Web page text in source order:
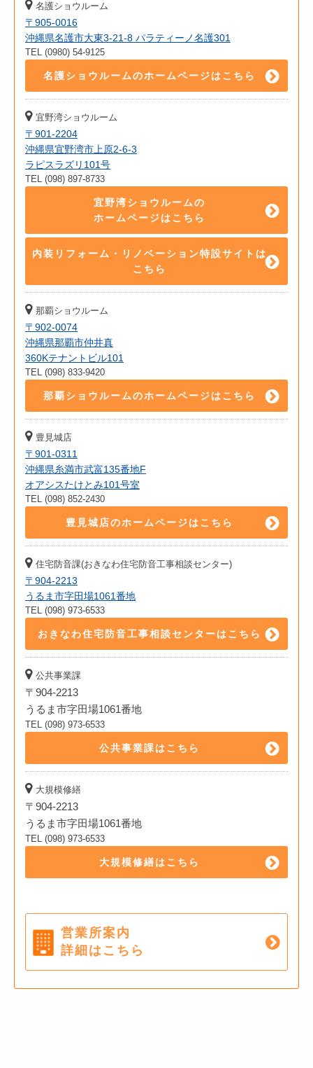
名護ショウルーム
〒905-0016
沖縄県名護市大東3-21-8 パラティーノ名護301
TEL (0980) 54-9125
名護ショウルームのホームページはこちら
宜野湾ショウルーム
〒901-2204
沖縄県宜野湾市上原2-6-3
ラピスラズリ101号
TEL (098) 897-8733
宜野湾ショウルームの
ホームページはこちら
内装リフォーム・リノベーション特設サイトは
こちら
那覇ショウルーム
〒902-0074
沖縄県那覇市仲井真
360Kテナントビル101
TEL (098) 833-9420
那覇ショウルームのホームページはこちら
豊見城店
〒901-0311
沖縄県糸満市武富135番地F
オアシスたけとみ101号室
TEL (098) 852-2430
豊見城店のホームページはこちら
住宅防音課(おきなわ住宅防音工事相談センター)
〒904-2213
うるま市字田場1061番地
TEL (098) 973-6533
おきなわ住宅防音工事相談センターはこちら
公共事業課
〒904-2213
うるま市字田場1061番地
TEL (098) 973-6533
公共事業課はこちら
大規模修繕
〒904-2213
うるま市字田場1061番地
TEL (098) 973-6533
大規模修繕はこちら
営業所案内
詳細はこちら